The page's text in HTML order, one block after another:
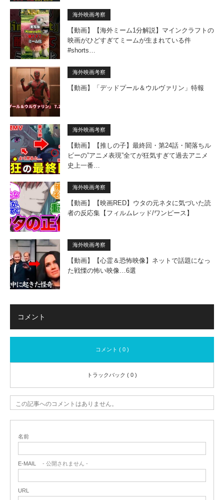
海外映画考察
【動画】【海外ミーム1分解説】マインクラフトの
映画がひどすぎてミームが生まれている件
#shorts…
海外映画考察
【動画】「デッドプール＆ウルヴァリン」特報
海外映画考察
【動画】【推しの子】最終回・第24話・闇落ちル
ビーの”アニメ表現”全てが狂気すぎて過去アニメ
史上一番…
海外映画考察
【動画】【映画RED】ウタの元ネタに気づいた読
者の反応集【フィルムレッド/ワンピース】
海外映画考察
【動画】【心霊＆恐怖映像】ネットで話題になっ
た戦慄の怖い映像…6選
コメント
コメント ( 0 )
トラックバック ( 0 )
この記事へのコメントはありません。
名前
E-MAIL - 公開されません -
URL